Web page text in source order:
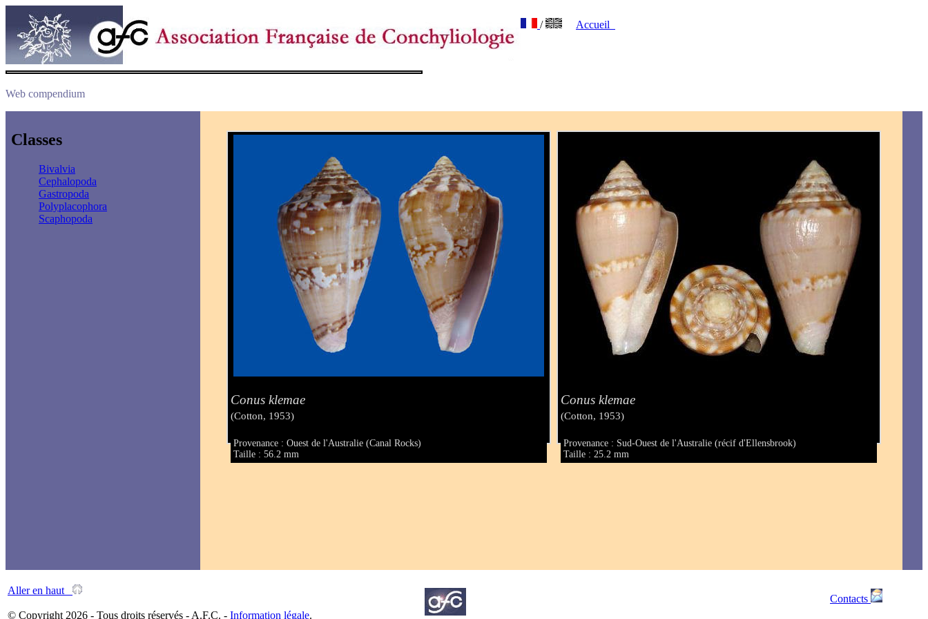
/ Accueil
Web compendium
Classes
Bivalvia
Cephalopoda
Gastropoda
Polyplacophora
Scaphopoda
Conus klemae
(Cotton, 1953)
Provenance : Ouest de l'Australie (Canal Rocks)
Taille : 56.2 mm
Conus klemae
(Cotton, 1953)
Provenance : Sud-Ouest de l'Australie (récif d'Ellensbrook)
Taille : 25.2 mm
Aller en haut
© Copyright 2026 - Tous droits réservés - A.F.C. - Information légale.
Contacts